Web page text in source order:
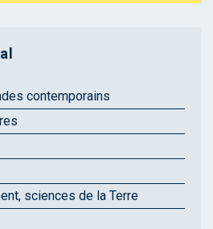
contemporains
sciences de la Terre